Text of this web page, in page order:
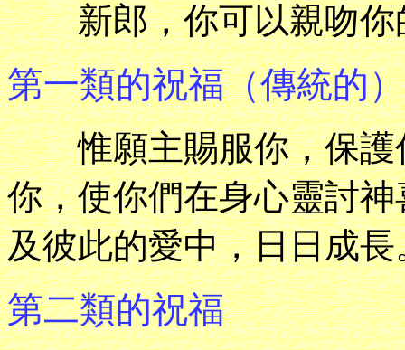
新郎，你可以親吻你
第一類的祝福（傳統的）
惟願主賜服你，保護
你，使你們在身心靈討
及彼此的愛中，日日成
第二類的祝福